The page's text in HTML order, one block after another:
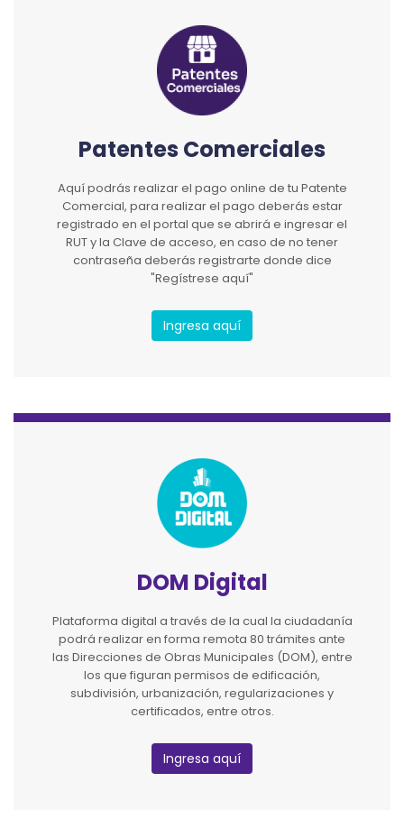
Patentes Comerciales
Aquí podrás realizar el pago online de tu Patente
Comercial, para realizar el pago deberás estar
registrado en el portal que se abrirá e ingresar el
RUT y la Clave de acceso, en caso de no tener
contraseña deberás registrarte donde dice
"Regístrese aquí"
Ingresa aquí
DOM Digital
Plataforma digital a través de la cual la ciudadanía
podrá realizar en forma remota 80 trámites ante
las Direcciones de Obras Municipales (DOM), entre
los que figuran permisos de edificación,
subdivisión, urbanización, regularizaciones y
certificados, entre otros.
Ingresa aquí